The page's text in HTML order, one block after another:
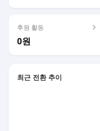
후원 활동
0원
최근 전환 추이